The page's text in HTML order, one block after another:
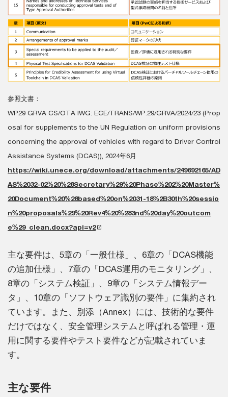
参照文書：
WP29 GRVA CS/OTA IWG: ECE/TRANS/WP.29/GRVA/2024/23 (Prop
osal for supplements to the UN Regulation on uniform provisions
concerning the approval of vehicles with regard to Driver Control
Assistance Systems (DCAS)), 2024年6月
https://wiki.unece.org/download/attachments/249692165/AD
AS%2032-02%20%28Secretary%29%20Phase%202%20Master%
20Document%20%28based%20on%2031-18%2B30th%20sessio
n%20proposals%29%20Rev4%20%283nd%20day%20outcom
e%29_clean.docx?api=v2
主な要件は、5章の「一般仕様」、6章の「DCAS機能
の追加仕様」、7章の「DCAS運用のモニタリング」、
8章の「システム検証」、9章の「システム情報デー
タ」、10章の「ソフトウェア識別の要件」に集約され
ています。また、別添（Annex）には、技術的な要件
だけではなく、安全管理システムと呼ばれる管理・運
用に関する要件やテスト要件などが記載されていま
す。
主な要件